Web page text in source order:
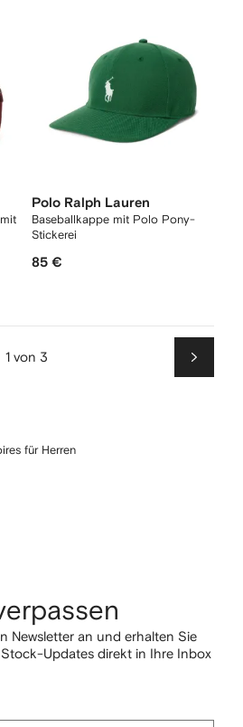
Polo Ralph Lauren
Baseballkappe mit Polo Pony-
Stickerei
85 €
1 von 3
Weiter
für Herren
Newsletter an und erhalten Sie
Updates direkt in Ihre Inbox